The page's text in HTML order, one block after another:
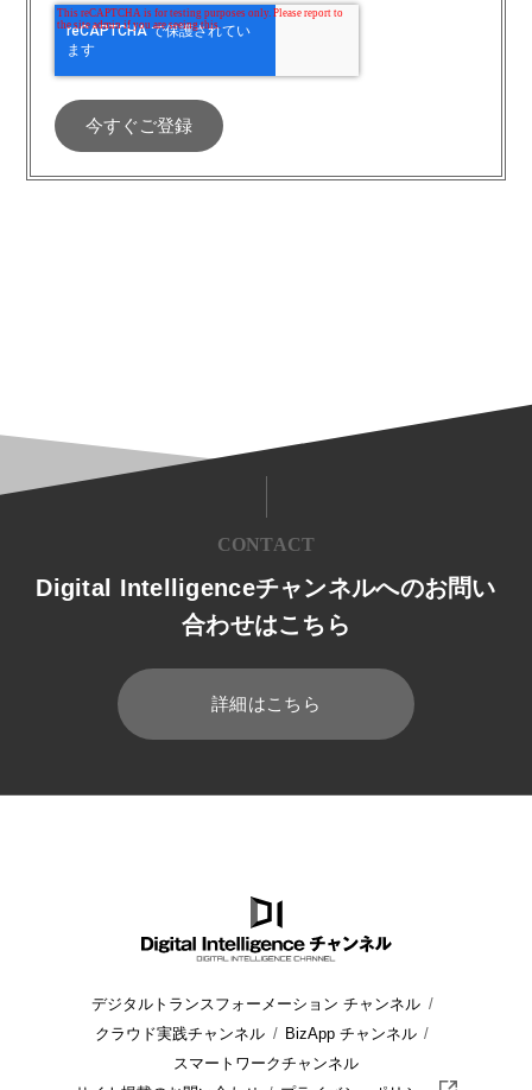
CONTACT
Digital Intelligenceチャンネルへのお問い
合わせはこちら
詳細はこちら
デジタルトランスフォーメーション チャンネル
クラウド実践チャンネル
BizApp チャンネル
スマートワークチャンネル